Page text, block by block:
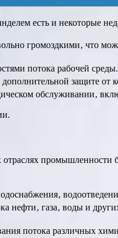
есть и некоторые
громоздкими‚ что
потока рабочей среды.
защите
обслуживании‚
промышленности
газа‚ воды и
потока различных